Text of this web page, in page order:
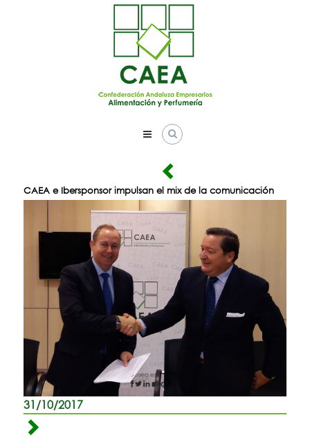
CAEA e Ibersponsor impulsan el mix de la comunicación
31/10/2017